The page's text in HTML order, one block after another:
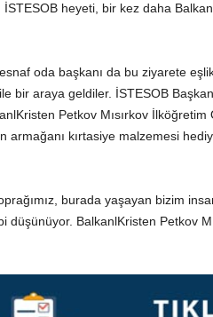
heyeti, bir kez daha
oda başkanı da bu ziyarete
bir araya geldiler. İSTESOB
Petkov Mısırkov İlköğretim
armağanı kırtasiye malzemesi
burada yaşayan bizim
düşünüyor. BalkanlKristen Petkov